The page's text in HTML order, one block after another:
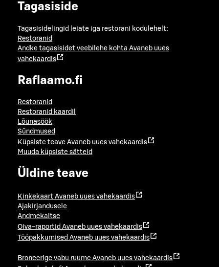
Tagasiside
Tagasisidelingid leiate iga restorani kodulehelt:
Restoranid
Andke tagasisidet veebilehe kohta Avaneb uues
vahekaardis
Raflaamo.fi
Restoranid
Restoranid kaardil
Lõunasöök
Sündmused
Küpsiste teave Avaneb uues vahekaardis
Muuda küpsiste sätteid
Üldine teave
Kinkekaart Avaneb uues vahekaardis
Ajakirjandusele
Andmekaitse
Oiva-raportid Avaneb uues vahekaardis
Tööpakkumised Avaneb uues vahekaardis
Broneerige vabu ruume Avaneb uues vahekaardis